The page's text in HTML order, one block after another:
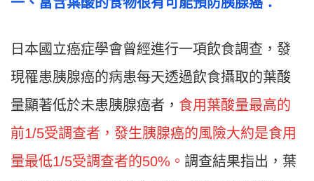
日本國立癌症學會曾經進行一項飲食調查，發
現罹患胰腺癌的病患每天透過飲食攝取的葉酸
量顯著低於未患胰腺癌者， 食用葉酸量最高的
前1/5受調查者，發生胰腺癌的風險大約是食用
量最低1/5受調查者的50%。 調查結果指出，葉